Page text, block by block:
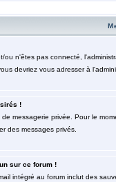
n'êtes pas connecté,
devriez vous adresser à
!
messagerie privée. Pour le
des messages privés.
sur ce forum !
intégré au forum inclut des